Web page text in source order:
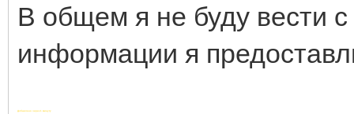
В общем я не буду вести
информации я
Добавлено через 1 минуту